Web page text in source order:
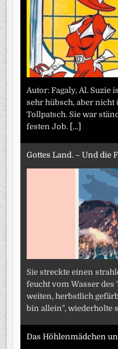
Autor: Fagaly, Al. Suzie
sehr hübsch, aber
Tollpatsch. Sie war
festen Job. [...]
Gottes Land. – Und die
Sie streckte einen
feucht vom Wasser des
weiten, herbstlich
bin allein", wiederholte
Das Höhlenmädchen